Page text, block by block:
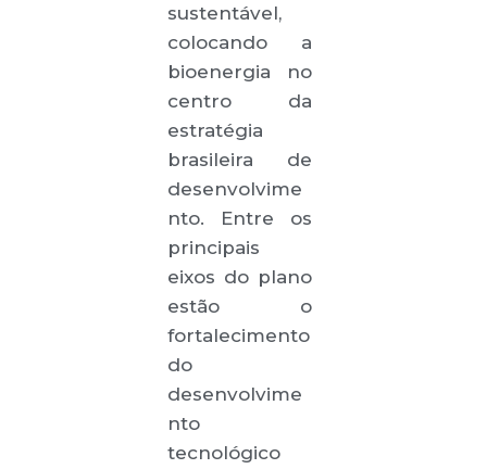
sustentável,
colocando a
bioenergia no
centro da
estratégia
brasileira de
desenvolvime
nto. Entre os
principais
eixos do plano
estão o
fortalecimento
do
desenvolvime
nto
tecnológico